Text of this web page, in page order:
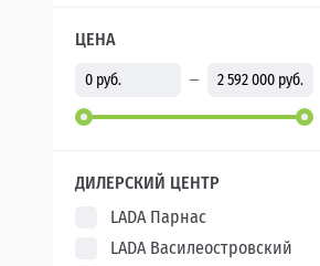
ЦЕНА
ДИЛЕРСКИЙ ЦЕНТР
LADA Парнас
LADA Василеостровский